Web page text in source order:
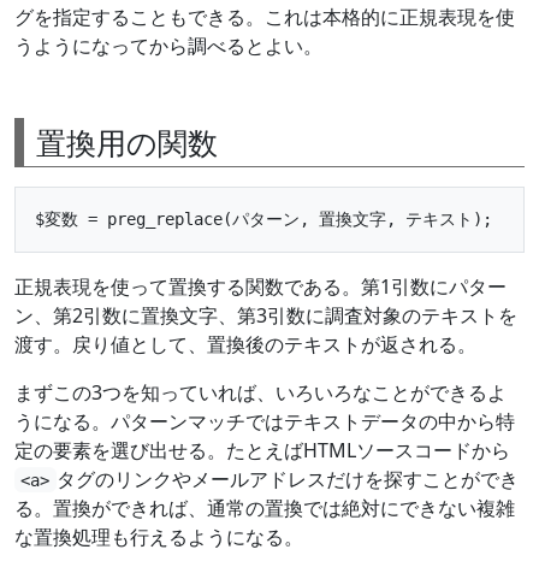
グを指定することもできる。これは本格的に正規表現を使
うようになってから調べるとよい。
置換用の関数
正規表現を使って置換する関数である。第1引数にパター
ン、第2引数に置換文字、第3引数に調査対象のテキストを
渡す。戻り値として、置換後のテキストが返される。
まずこの3つを知っていれば、いろいろなことができるよ
うになる。パターンマッチではテキストデータの中から特
定の要素を選び出せる。たとえばHTMLソースコードから
<a> タグのリンクやメールアドレスだけを探すことができ
る。置換ができれば、通常の置換では絶対にできない複雑
な置換処理も行えるようになる。